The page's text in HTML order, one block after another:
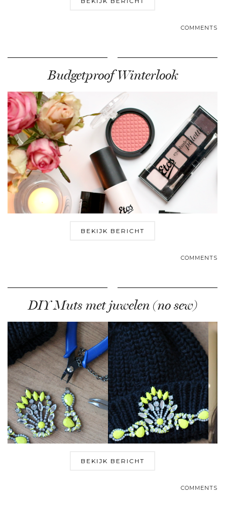
COMMENTS
Budgetproof Winterlook
BEKIJK BERICHT
COMMENTS
DIY Muts met juwelen (no sew)
BEKIJK BERICHT
COMMENTS